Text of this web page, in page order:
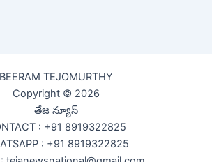
BEERAM TEJOMURTHY
Copyright © 2026
తేజ న్యూస్
: +91 8919322825
: +91 8919322825